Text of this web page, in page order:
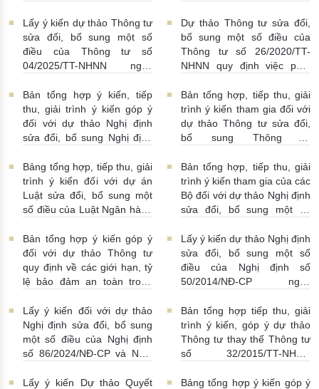
pháp luật về phòng, chống
rửa tiền nhằm đáp ứng yêu
cầu cấp bách trong thực
hiện cam kết quốc tế về trao
về thuế
22/07/2026 |
14:54:00
nhận tiền gửi, mua, bán có
kỳ hạn GTCG giữa các
TCTD, CNNHNNg
20/07/2026 | 09:32:00
Lấy ý kiến dự thảo Thông tư
sửa đổi, bổ sung một số
điều của Thông tư số
04/2025/TT-NHNN ngày
định thời hạn lưu trữ hồ sơ,
tài liệu ngành Ngân hàng
16/07/2026 | 10:00:00
Dự thảo Thông tư sửa đổi,
bổ sung một số điều của
Thông tư số 26/2020/TT-
NHNN quy định việc phát
của Ngân hàng Nhà nước
16/07/2026 | 09:41:00
Bản tổng hợp ý kiến, tiếp
thu, giải trình ý kiến góp ý
đối với dự thảo Nghị định
sửa đổi, bổ sung Nghị định
13/07/2026 | 16:00:00
Bản tổng hợp, tiếp thu, giải
trình ý kiến tham gia đối với
dự thảo Thông tư sửa đổi,
bổ sung Thông tư
13/07/2026 | 02:19:00
Bảng tổng hợp, tiếp thu, giải
trình ý kiến đối với dự án
Luật sửa đổi, bổ sung một
số điều của Luật Ngân hàng
Phòng, chống rửa tiền và
Luật Các tổ chức tín dụng
08/07/2026 | 11:21:00
Bản tổng hợp, tiếp thu, giải
trình ý kiến tham gia của các
Bộ đối với dự thảo Nghị định
sửa đổi, bổ sung một số
58/2021/NĐ-CP
07/07/2026
| 15:01:00
Bản tổng hợp ý kiến góp ý
đối với dự thảo Thông tư
quy định về các giới hạn, tỷ
lệ bảo đảm an toàn trong
thương mại, chi nhánh ngân
hàng nước ngoài
25/06/2026 | 16:00:00
Lấy ý kiến dự thảo Nghị định
sửa đổi, bổ sung một số
điều của Nghị định số
50/2014/NĐ-CP ngày
ngoại hối nhà nước
23/06/2026 | 08:00:00
Lấy ý kiến đối với dự thảo
Nghị định sửa đổi, bổ sung
một số điều của Nghị định
số 86/2024/NĐ-CP và Nghị
22/06/2026 | 09:13:00
Bản tổng hợp tiếp thu, giải
trình ý kiến, góp ý dự thảo
Thông tư thay thế Thông tư
số 32/2015/TT-NHNN
Lấy ý kiến Dự thảo Quyết
Bảng tổng hợp ý kiến góp ý